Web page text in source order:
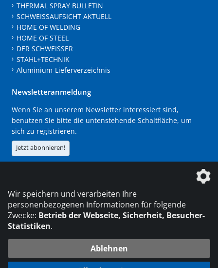
THERMAL SPRAY BULLETIN
SCHWEISSAUFSICHT AKTUELL
HOME OF WELDING
HOME OF STEEL
DER SCHWEISSER
STAHL+TECHNIK
Aluminium-Lieferverzeichnis
Newsletteranmeldung
Wenn Sie an unserem Newsletter interessiert sind,
benutzen Sie bitte die untenstehende Schaltfläche, um
sich zu registrieren.
Jetzt abonnieren!
Die DVS Media GmbH ist ein Unternehmen der
© 2026 DVS Media GmbH
Wir speichern und verarbeiten Ihre
personenbezogenen Informationen für folgende
Zwecke: Betrieb der Webseite, Sicherheit, Besucher-
Statistiken.
Ablehnen